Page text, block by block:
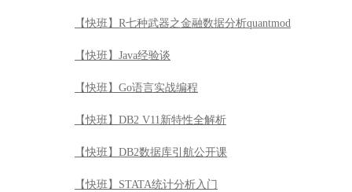
【快班】R七种武器之金融数据分析quantmod
【快班】Java经验谈
【快班】Go语言实战编程
【快班】DB2 V11新特性全解析
【快班】DB2数据库引航公开课
【快班】STATA统计分析入门